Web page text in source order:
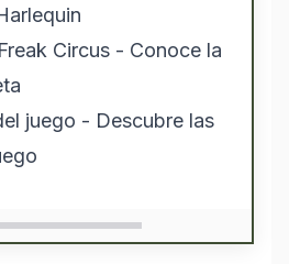
Circus - Conoce la
juego - Descubre las